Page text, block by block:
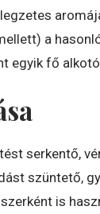
a
egyik fő
serkentő,
szüntető,
is